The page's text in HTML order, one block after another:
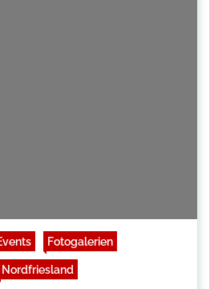
Fotogalerien
Nordfriesland